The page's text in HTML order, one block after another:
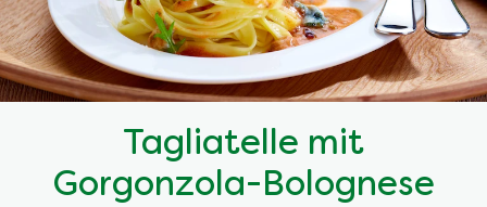
Tagliatelle mit
Gorgonzola-Bolognese